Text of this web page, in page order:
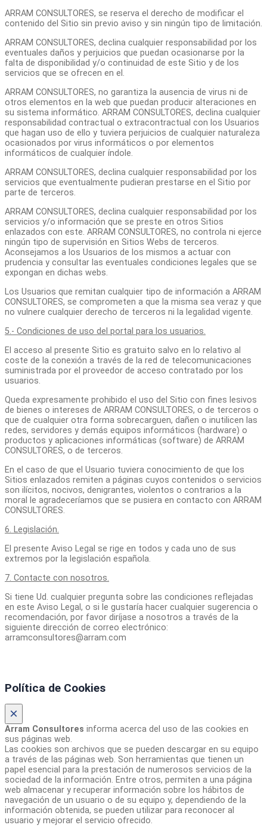
ARRAM CONSULTORES, se reserva el derecho de modificar el
contenido del Sitio sin previo aviso y sin ningún tipo de limitación.
ARRAM CONSULTORES, declina cualquier responsabilidad por los
eventuales daños y perjuicios que puedan ocasionarse por la
falta de disponibilidad y/o continuidad de este Sitio y de los
servicios que se ofrecen en el.
ARRAM CONSULTORES, no garantiza la ausencia de virus ni de
otros elementos en la web que puedan producir alteraciones en
su sistema informático. ARRAM CONSULTORES, declina cualquier
responsabilidad contractual o extracontractual con los Usuarios
que hagan uso de ello y tuviera perjuicios de cualquier naturaleza
ocasionados por virus informáticos o por elementos
informáticos de cualquier índole.
ARRAM CONSULTORES, declina cualquier responsabilidad por los
servicios que eventualmente pudieran prestarse en el Sitio por
parte de terceros.
ARRAM CONSULTORES, declina cualquier responsabilidad por los
servicios y/o información que se preste en otros Sitios
enlazados con este. ARRAM CONSULTORES, no controla ni ejerce
ningún tipo de supervisión en Sitios Webs de terceros.
Aconsejamos a los Usuarios de los mismos a actuar con
prudencia y consultar las eventuales condiciones legales que se
expongan en dichas webs.
Los Usuarios que remitan cualquier tipo de información a ARRAM
CONSULTORES, se comprometen a que la misma sea veraz y que
no vulnere cualquier derecho de terceros ni la legalidad vigente.
5.- Condiciones de uso del portal para los usuarios.
El acceso al presente Sitio es gratuito salvo en lo relativo al
coste de la conexión a través de la red de telecomunicaciones
suministrada por el proveedor de acceso contratado por los
usuarios.
Queda expresamente prohibido el uso del Sitio con fines lesivos
de bienes o intereses de ARRAM CONSULTORES, o de terceros o
que de cualquier otra forma sobrecarguen, dañen o inutilicen las
redes, servidores y demás equipos informáticos (hardware) o
productos y aplicaciones informáticas (software) de ARRAM
CONSULTORES, o de terceros.
En el caso de que el Usuario tuviera conocimiento de que los
Sitios enlazados remiten a páginas cuyos contenidos o servicios
son ilícitos, nocivos, denigrantes, violentos o contrarios a la
moral le agradeceríamos que se pusiera en contacto con ARRAM
CONSULTORES.
6. Legislación.
El presente Aviso Legal se rige en todos y cada uno de sus
extremos por la legislación española.
7. Contacte con nosotros.
Si tiene Ud. cualquier pregunta sobre las condiciones reflejadas
en este Aviso Legal, o si le gustaría hacer cualquier sugerencia o
recomendación, por favor diríjase a nosotros a través de la
siguiente dirección de correo electrónico:
arramconsultores@arram.com
Política de Cookies
×
Arram Consultores informa acerca del uso de las cookies en
sus páginas web.
Las cookies son archivos que se pueden descargar en su equipo
a través de las páginas web. Son herramientas que tienen un
papel esencial para la prestación de numerosos servicios de la
sociedad de la información. Entre otros, permiten a una página
web almacenar y recuperar información sobre los hábitos de
navegación de un usuario o de su equipo y, dependiendo de la
información obtenida, se pueden utilizar para reconocer al
usuario y mejorar el servicio ofrecido.